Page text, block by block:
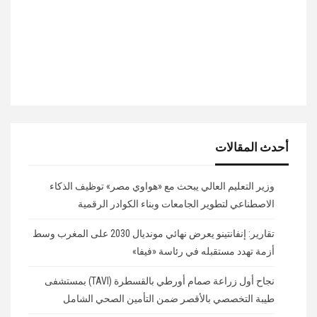
أحدث المقالات
وزير التعليم العالي يبحث مع «هواوي مصر» توظيف الذكاء
الاصطناعي لتطوير الجامعات وبناء الكوادر الرقمية
تقارير: إنفانتينو يعرض نهائي مونديال 2030 على المغرب وسط
أزمة تهدد مستقبله في رئاسة «فيفا»
نجاح أول زراعة صمام أورطي بالقسطرة (TAVI) بمستشفى
طيبة التخصصي بالأقصر ضمن التأمين الصحي الشامل